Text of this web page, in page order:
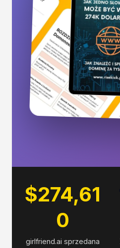
$274,61
0
girlfriend.ai sprzedana